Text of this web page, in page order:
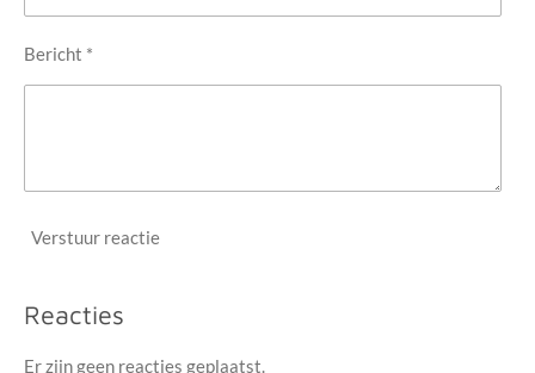
Bericht *
Verstuur reactie
Reacties
Er zijn geen reacties geplaatst.